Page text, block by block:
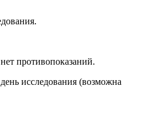
противопоказаний.
исследования (возможна